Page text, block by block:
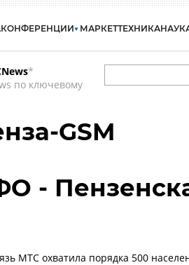
КОНФЕРЕНЦИИ МАРКЕТТЕХНИКА
*
по ключевому
GSM
-
МТС охватила порядка 500